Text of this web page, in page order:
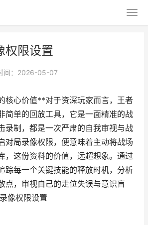
权限设置
间：2026-05-07
核心价值**对于资深玩家而言，王者
简单的回放工具，它是一面精准的战
录制，都是一次严肃的自我审视与战
对局录像权限，便意味着主动将战场
，这份资料的价值，远超想象。通过
踪每一个关键技能的释放时机，分析
点，审视自己的走位失误与意识盲
像权限设置